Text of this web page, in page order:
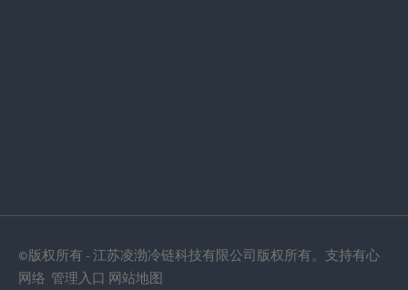
©版权所有 - 江苏凌渤冷链科技有限公司版权所有。支持有心
网络 管理入口 网站地图